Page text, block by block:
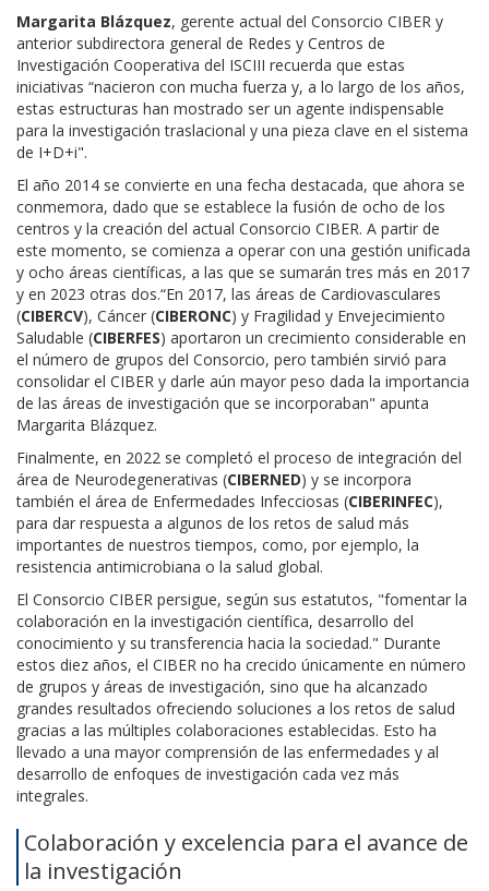
Margarita Blázquez, gerente actual del Consorcio CIBER y
anterior subdirectora general de Redes y Centros de
Investigación Cooperativa del ISCIII recuerda que estas
iniciativas “nacieron con mucha fuerza y, a lo largo de los años,
estas estructuras han mostrado ser un agente indispensable
para la investigación traslacional y una pieza clave en el sistema
de I+D+i".
El año 2014 se convierte en una fecha destacada, que ahora se
conmemora, dado que se establece la fusión de ocho de los
centros y la creación del actual Consorcio CIBER. A partir de
este momento, se comienza a operar con una gestión unificada
y ocho áreas científicas, a las que se sumarán tres más en 2017
y en 2023 otras dos.“En 2017, las áreas de Cardiovasculares
(CIBERCV), Cáncer (CIBERONC) y Fragilidad y Envejecimiento
Saludable (CIBERFES) aportaron un crecimiento considerable en
el número de grupos del Consorcio, pero también sirvió para
consolidar el CIBER y darle aún mayor peso dada la importancia
de las áreas de investigación que se incorporaban" apunta
Margarita Blázquez.
Finalmente, en 2022 se completó el proceso de integración del
área de Neurodegenerativas (CIBERNED) y se incorpora
también el área de Enfermedades Infecciosas (CIBERINFEC),
para dar respuesta a algunos de los retos de salud más
importantes de nuestros tiempos, como, por ejemplo, la
resistencia antimicrobiana o la salud global.
El Consorcio CIBER persigue, según sus estatutos, "fomentar la
colaboración en la investigación científica, desarrollo del
conocimiento y su transferencia hacia la sociedad." Durante
estos diez años, el CIBER no ha crecido únicamente en número
de grupos y áreas de investigación, sino que ha alcanzado
grandes resultados ofreciendo soluciones a los retos de salud
gracias a las múltiples colaboraciones establecidas. Esto ha
llevado a una mayor comprensión de las enfermedades y al
desarrollo de enfoques de investigación cada vez más
integrales.
Colaboración y excelencia para el avance de
la investigación